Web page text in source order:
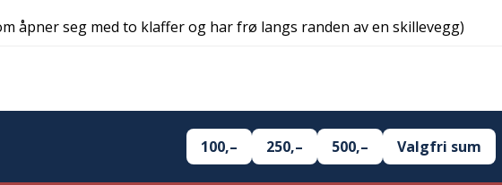
åpner seg med to klaffer og har frø langs randen av en skillevegg)
100,– 250,– 500,– Valgfri sum